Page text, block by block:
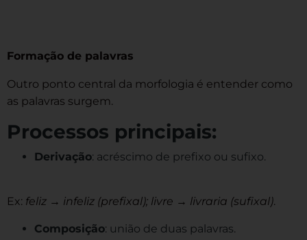
Formação de palavras
Outro ponto central da morfologia é entender como
as palavras surgem.
Processos principais:
Derivação: acréscimo de prefixo ou sufixo.
Ex: feliz → infeliz (prefixal); livre → livraria (sufixal).
Composição: união de duas palavras.